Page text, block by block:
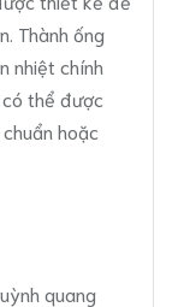
Thành ống
nhiệt chính
thể được
hoặc
quang